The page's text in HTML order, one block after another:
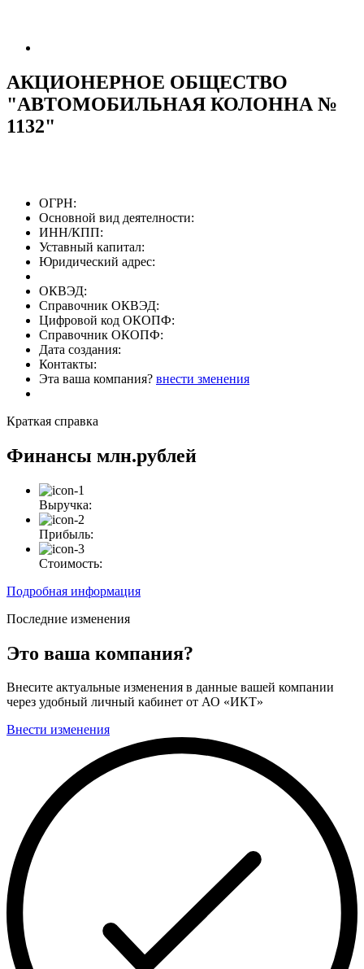
АКЦИОНЕРНОЕ ОБЩЕСТВО
"АВТОМОБИЛЬНАЯ КОЛОННА №
1132"
ОГРН:
Основной вид деятелности:
ИНН/КПП:
Уставный капитал:
Юридический адрес:
ОКВЭД:
Справочник ОКВЭД:
Цифровой код ОКОПФ:
Справочник ОКОПФ:
Дата создания:
Контакты:
Эта ваша компания? внести зменения
Краткая справка
Финансы млн.рублей
Выручка:
Прибыль:
Стоимость:
Подробная информация
Последние изменения
Это ваша компания?
Внесите актуальные изменения в данные вашей компании
через удобный личный кабинет от АО «ИКТ»
Внести изменения